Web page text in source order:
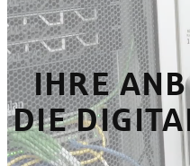
IHRE
DIE